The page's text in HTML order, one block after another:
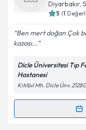
Kişisel
Metni
kapsamda
Diyarbakır,
5 (1
Ben mert doğan Çok
kazası...
Dicle Üniversitesi Tıp
Hastanesi
Kıtılbıl Mh. Dicle Ünv.
Randevu